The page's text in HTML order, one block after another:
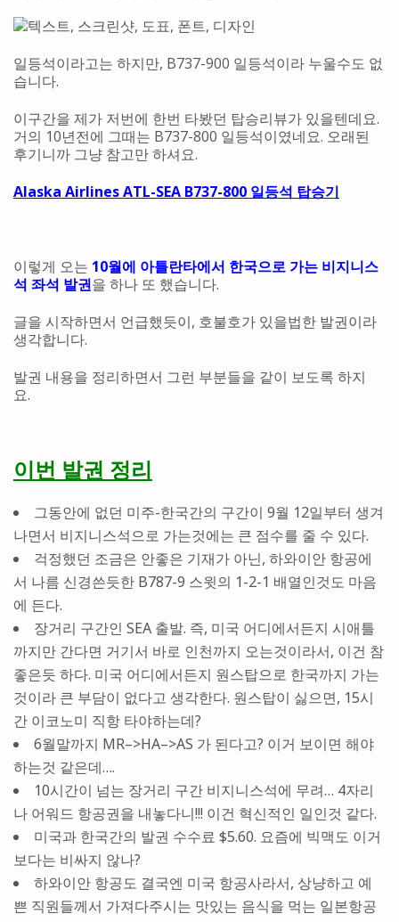
일등석이라고는 하지만, B737-900 일등석이라 누울수도 없
습니다.
이구간을 제가 저번에 한번 타봤던 탑승리뷰가 있을텐데요.
거의 10년전에 그때는 B737-800 일등석이였네요. 오래된
후기니까 그냥 참고만 하셔요.
Alaska Airlines ATL-SEA B737-800 일등석 탑승기
이렇게 오는 10월에 아틀란타에서 한국으로 가는 비지니스
석 좌석 발권을 하나 또 했습니다.
글을 시작하면서 언급했듯이, 호불호가 있을법한 발권이라
생각합니다.
발권 내용을 정리하면서 그런 부분들을 같이 보도록 하지
요.
이번 발권 정리
그동안에 없던 미주-한국간의 구간이 9월 12일부터 생겨
나면서 비지니스석으로 가는것에는 큰 점수를 줄 수 있다.
걱정했던 조금은 안좋은 기재가 아닌, 하와이안 항공에
서 나름 신경쓴듯한 B787-9 스윗의 1-2-1 배열인것도 마음
에 든다.
장거리 구간인 SEA 출발. 즉, 미국 어디에서든지 시애틀
까지만 간다면 거기서 바로 인천까지 오는것이라서, 이건 참
좋은듯 하다. 미국 어디에서든지 원스탑으로 한국까지 가는
것이라 큰 부담이 없다고 생각한다. 원스탑이 싫으면, 15시
간 이코노미 직항 타야하는데?
6월말까지 MR–>HA–>AS 가 된다고? 이거 보이면 해야
하는것 같은데….
10시간이 넘는 장거리 구간 비지니스석에 무려… 4자리
나 어워드 항공권을 내놓다니!!! 이건 혁신적인 일인것 같다.
미국과 한국간의 발권 수수료 $5.60. 요즘에 빅맥도 이거
보다는 비싸지 않나?
하와이안 항공도 결국엔 미국 항공사라서, 상냥하고 예
쁜 직원들께서 가져다주시는 맛있는 음식을 먹는 일본항공